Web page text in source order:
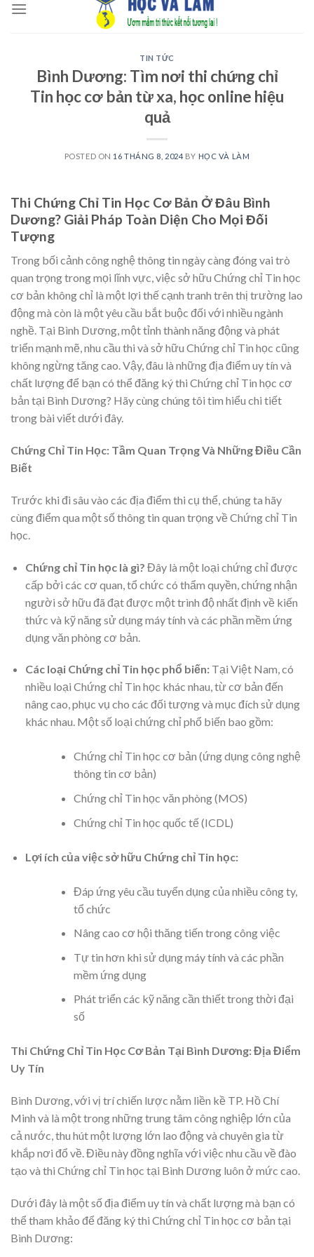
TIN TỨC
Bình Dương: Tìm nơi thi chứng chỉ
Tin học cơ bản từ xa, học online hiệu
quả
POSTED ON 16 THÁNG 8, 2024 BY HỌC VÀ LÀM
Thi Chứng Chỉ Tin Học Cơ Bản Ở Đâu Bình
Dương? Giải Pháp Toàn Diện Cho Mọi Đối
Tượng
Trong bối cảnh công nghệ thông tin ngày càng đóng vai trò
quan trọng trong mọi lĩnh vực, việc sở hữu Chứng chỉ Tin học
cơ bản không chỉ là một lợi thế cạnh tranh trên thị trường lao
động mà còn là một yêu cầu bắt buộc đối với nhiều ngành
nghề. Tại Bình Dương, một tỉnh thành năng động và phát
triển mạnh mẽ, nhu cầu thi và sở hữu Chứng chỉ Tin học cũng
không ngừng tăng cao. Vậy, đâu là những địa điểm uy tín và
chất lượng để bạn có thể đăng ký thi Chứng chỉ Tin học cơ
bản tại Bình Dương? Hãy cùng chúng tôi tìm hiểu chi tiết
trong bài viết dưới đây.
Chứng Chỉ Tin Học: Tầm Quan Trọng Và Những Điều Cần
Biết
Trước khi đi sâu vào các địa điểm thi cụ thể, chúng ta hãy
cùng điểm qua một số thông tin quan trọng về Chứng chỉ Tin
học.
Chứng chỉ Tin học là gì? Đây là một loại chứng chỉ được
cấp bởi các cơ quan, tổ chức có thẩm quyền, chứng nhận
người sở hữu đã đạt được một trình độ nhất định về kiến
thức và kỹ năng sử dụng máy tính và các phần mềm ứng
dụng văn phòng cơ bản.
Các loại Chứng chỉ Tin học phổ biến:Tại Việt Nam, có
nhiều loại Chứng chỉ Tin học khác nhau, từ cơ bản đến
nâng cao, phục vụ cho các đối tượng và mục đích sử dụng
khác nhau. Một số loại chứng chỉ phổ biến bao gồm:
Chứng chỉ Tin học cơ bản (ứng dụng công nghệ
thông tin cơ bản)
Chứng chỉ Tin học văn phòng (MOS)
Chứng chỉ Tin học quốc tế (ICDL)
Lợi ích của việc sở hữu Chứng chỉ Tin học:
Đáp ứng yêu cầu tuyển dụng của nhiều công ty,
tổ chức
Nâng cao cơ hội thăng tiến trong công việc
Tự tin hơn khi sử dụng máy tính và các phần
mềm ứng dụng
Phát triển các kỹ năng cần thiết trong thời đại
số
Thi Chứng Chỉ Tin Học Cơ Bản Tại Bình Dương: Địa Điểm
Uy Tín
Bình Dương, với vị trí chiến lược nằm liền kề TP. Hồ Chí
Minh và là một trong những trung tâm công nghiệp lớn của
cả nước, thu hút một lượng lớn lao động và chuyên gia từ
khắp nơi đổ về. Điều này đồng nghĩa với việc nhu cầu về đào
tạo và thi Chứng chỉ Tin học tại Bình Dương luôn ở mức cao.
Dưới đây là một số địa điểm uy tín và chất lượng mà bạn có
thể tham khảo để đăng ký thi Chứng chỉ Tin học cơ bản tại
Bình Dương: